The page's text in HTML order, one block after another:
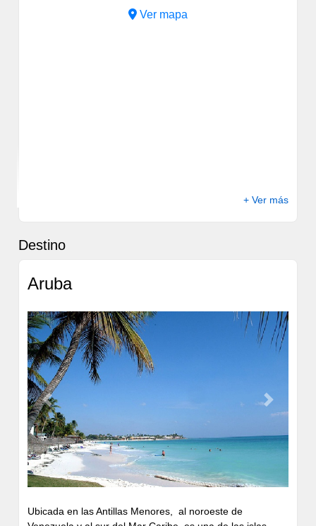
Ver mapa
+ Ver más
Destino
Aruba
Previous Next
Ubicada en las Antillas Menores, al noroeste de